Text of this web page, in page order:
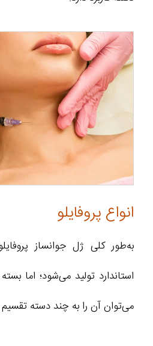
انواع پروفایلو
به‌طور کلی ژل جوانساز
استاندارد تولید می‌شود؛ اما
می‌توان آن را به چند دسته تقسیم